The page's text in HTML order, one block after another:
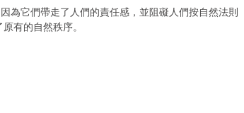
為它們帶走了人們的責任感，並阻礙人們按自然法則
有的自然秩序。